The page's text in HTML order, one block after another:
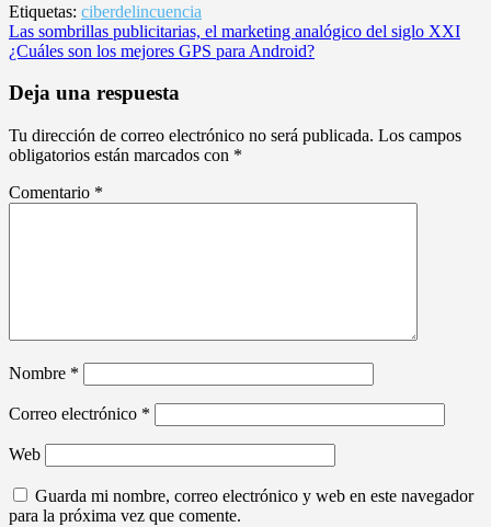
Etiquetas: ciberdelincuencia
Navegación
de
entradas
Las sombrillas publicitarias, el marketing analógico del siglo XXI
¿Cuáles son los mejores GPS para Android?
Deja una respuesta
Tu dirección de correo electrónico no será publicada. Los campos
obligatorios están marcados con *
Comentario *
Nombre *
Correo electrónico *
Web
Guarda mi nombre, correo electrónico y web en este navegador
para la próxima vez que comente.